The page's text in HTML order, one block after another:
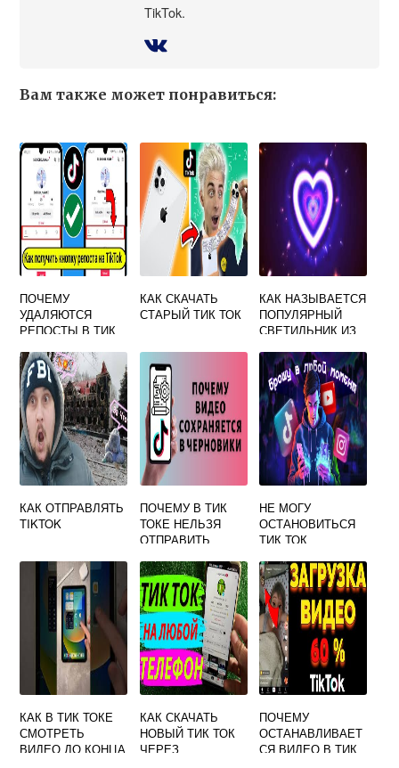
TikTok.
Вам также может понравиться:
ПОЧЕМУ
УДАЛЯЮТСЯ
РЕПОСТЫ В ТИК
КАК СКАЧАТЬ
СТАРЫЙ ТИК ТОК
КАК НАЗЫВАЕТСЯ
ПОПУЛЯРНЫЙ
СВЕТИЛЬНИК ИЗ
КАК ОТПРАВЛЯТЬ
TIKTOK
ПОЧЕМУ В ТИК
ТОКЕ НЕЛЬЗЯ
ОТПРАВИТЬ
ДРУГУ ИЗ ЗА
ПРИВАТНОСТИ
НЕ МОГУ
ОСТАНОВИТЬСЯ
ТИК ТОК
КАК В ТИК ТОКЕ
СМОТРЕТЬ
ВИДЕО ДО КОНЦА
КАК СКАЧАТЬ
НОВЫЙ ТИК ТОК
ЧЕРЕЗ
ПОЧЕМУ
ОСТАНАВЛИВАЕТ
СЯ ВИДЕО В ТИК